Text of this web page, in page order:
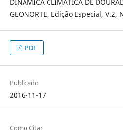
DINÂMICA CLIMÁTICA DE
GEONORTE, Edição Especial, V.2,
PDF
Publicado
2016-11-17
Como Citar